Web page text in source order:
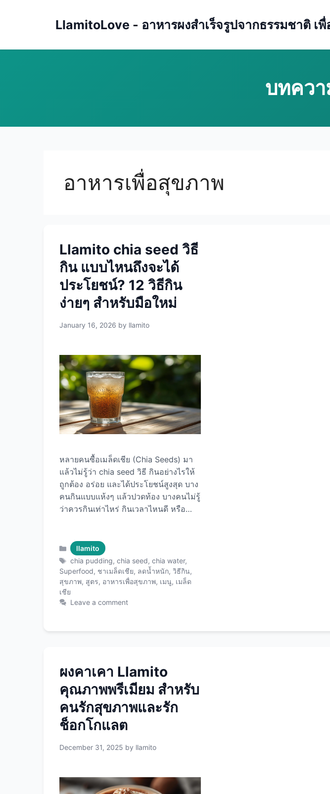
LlamitoLove - อาหารผงสำเร็จรูปจากธรรมชาติ เ
อาหารเพื่อสุขภาพ
Llamito chia seed วิธี
กิน แบบไหนถึงจะได้
ประโยชน์? 12 วิธีกิน
ง่ายๆ สำหรับมือใหม่
January 16, 2026 by llamito
หลายคนซื้อเมล็ดเชีย (Chia Seeds) มา
แล้วไม่รู้ว่า chia seed วิธี กินอย่างไรให้
ถูกต้อง อร่อย และได้ประโยชน์สูงสุด บาง
คนกินแบบแห้งๆ แล้วปวดท้อง บางคนไม่รู้
ว่าควรกินเท่าไหร่ กินเวลาไหนดี หรือทำ
พื้นฐานสำหรับมือใหม่ไปจนถึงสูตรเมนู
สร้างสรรค์ที่อร่อยและดีต่อสุขภาพ พร้อม
เคล็ดลับการใช้ Chia Seeds คุณภาพ
พรีเมียม ให้คุ้มค่าและได้ประโยชน์เต็มที่
ทุกเม็ด! สิ่งที่ต้องรู้ก่อนเริ่มกินเมล็ดเชีย
ปริมาณที่เหมาะสมคือเท่าไหร่? ก่อนอื่น
และประโยชน์สูงสุด: กลุ่มคน ปริมาณ
1/2-1 ช้อนโต๊ะ เด็ก 6-12 ปี 5-10 กรัม
1/2-1 ช้อนโต๊ะ วัยรุ่น 10-20 กรัม 1-1.5
ช้อนโต๊ะ นักกีฬา 25-40 กรัม 2-3 ช้อน
โต๊ะ สูงสุด 50 …Read more
Categories
llamito
Tags
chia pudding,chia seed,chia water,
Superfood, ชาเมล็ดเชีย, ลดน้ำหนัก, วิธีกิน,
สุขภาพ, สูตร, อาหารเพื่อสุขภาพ, เมนู, เมล็ด
เชีย
Leave a comment
ผงคาเคา Llamito
คุณภาพพรีเมียม สำหรับ
คนรักสุขภาพและรัก
ช็อกโกแลต
December 31, 2025 by llamito